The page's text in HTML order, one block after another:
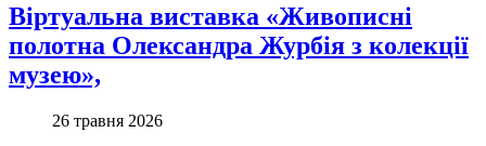
Віртуальна виставка «Живописні
полотна Олександра Журбія з колекції
музею»,
26 травня 2026